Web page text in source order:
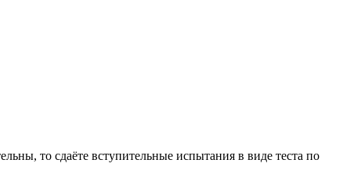
то сдаёте вступительные испытания в виде теста по